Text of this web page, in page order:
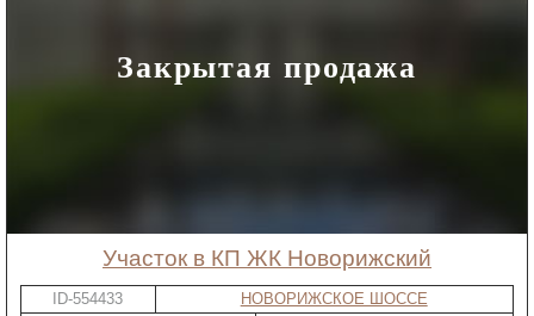
Закрытая продажа
участок в КП ЖК Новорижский
ID-554433
НОВОРИЖСКОЕ ШОССЕ